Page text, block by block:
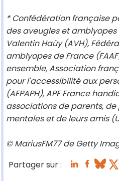
* Confédération française
des aveugles et amblyopes
Valentin Haüy (AVH),
amblyopes de France
ensemble, Association
pour l'accessibilité aux
(AFPAPH), APF France
associations de parents,
mentales et de leurs amis
© MariusFM77 de Getty
Partager sur :